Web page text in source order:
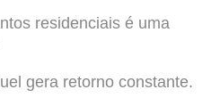
residenciais é uma
gera retorno constante.